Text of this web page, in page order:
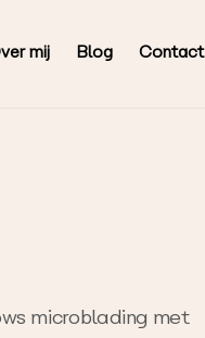
mij Blog Contact
microblading met